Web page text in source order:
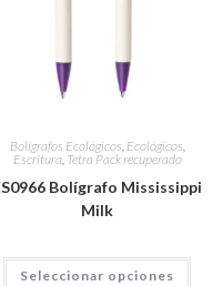
Bolígrafos Ecológicos, Ecológicos,
Escritura, Tetra Pack recuperado
Bolígrafo Mississippi
Milk
Seleccionar opciones